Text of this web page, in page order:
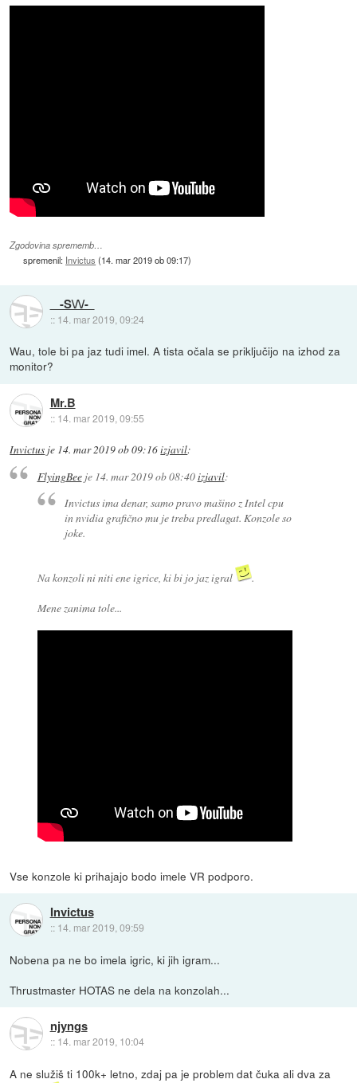
Zgodovina sprememb…
spremenil: Invictus (14. mar 2019 ob 09:17)
-S\/\/-
:: 14. mar 2019, 09:24
Wau, tole bi pa jaz tudi imel. A tista očala se priključijo na izhod za
monitor?
Mr.B
:: 14. mar 2019, 09:55
Invictus je 14. mar 2019 ob 09:16izjavil:
FlyingBeeje 14. mar 2019 ob 08:40izjavil:
Invictus ima denar, samo pravo mašino z Intel cpu
in nvidia grafično mu je treba predlagat. Konzole so
joke.
Na konzoli ni niti ene igrice, ki bi jo jaz igral
.
Mene zanima tole...
Vse konzole ki prihajajo bodo imele VR podporo.
Invictus
:: 14. mar 2019, 09:59
Nobena pa ne bo imela igric, ki jih igram...
Thrustmaster HOTAS ne dela na konzolah...
njyngs
:: 14. mar 2019, 10:04
A ne služiš ti 100k+ letno, zdaj pa je problem dat čuka ali dva za